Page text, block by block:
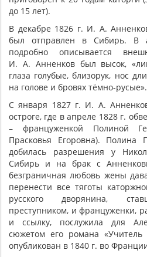
до 15 лет).
В декабре 1826 г. И. А.
был отправлен в Сибирь. В
подробно описывается
И. А. Анненков был высок,
глаза голубые, близорук, нос
на голове и бровях тёмно-русые».
С января 1827 г. И. А.
остроге, где в апреле 1828 г.
– француженкой Полиной
Прасковья Егоровна). Полина
добилась разрешения у
Сибирь и на брак с
безграничная любовь жены
перенести все тяготы
русского дворянина,
преступником, и француженки,
и ссылку, послужила для
сюжетом его романа
опубликован в 1840 г. во